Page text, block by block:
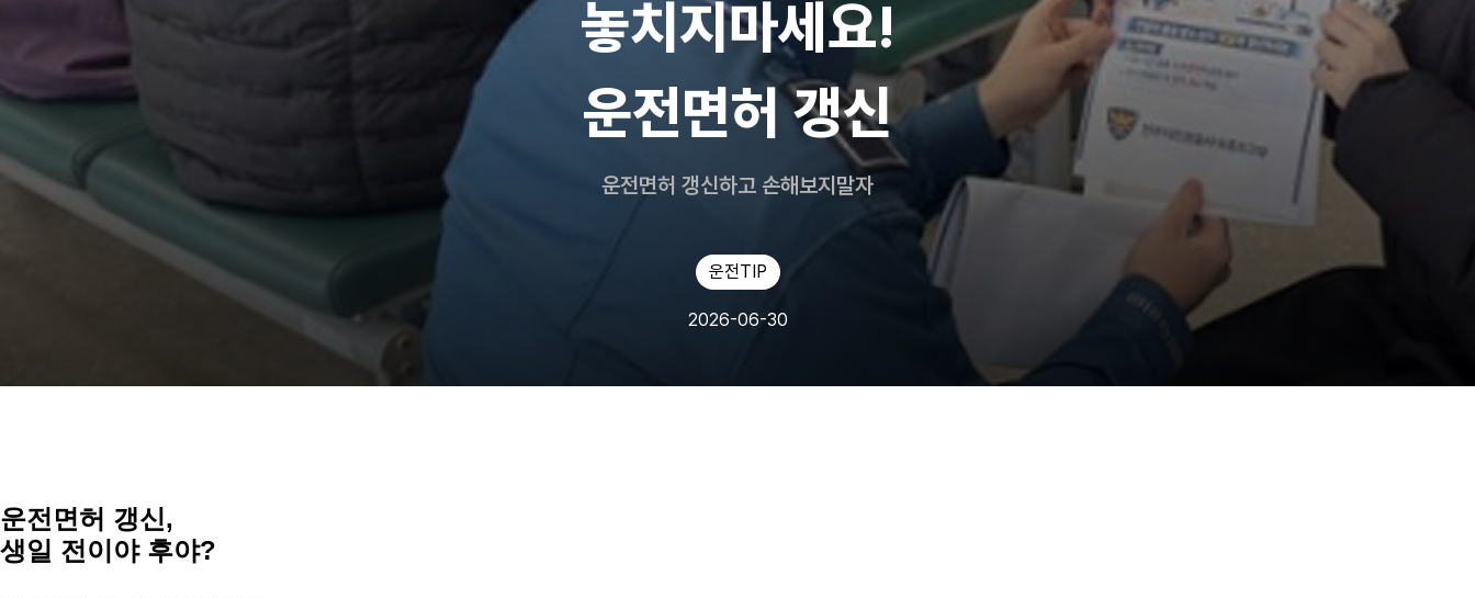
놓치지마세요!
운전면허 갱신
운전면허 갱신하고 손해보지말자
운전TIP
2026-06-30
운전면허 갱신,
생일 전이야 후야?